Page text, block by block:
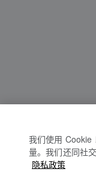
我们使用 Cookie
量。我们还同社
隐私政策